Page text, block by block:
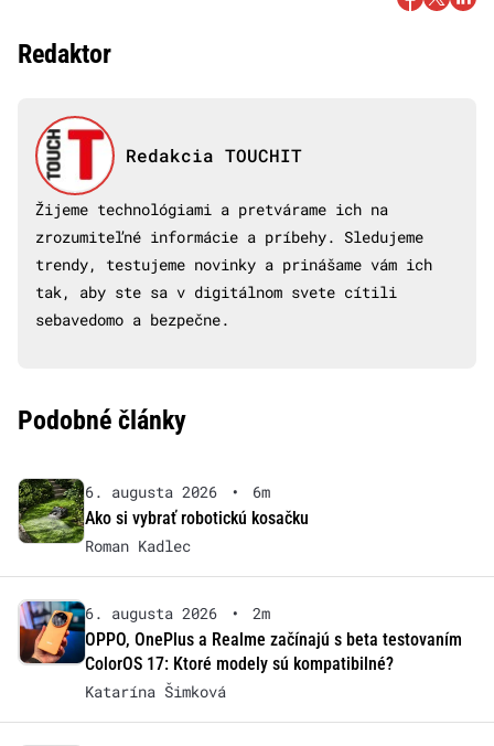
Redaktor
Redakcia TOUCHIT
Žijeme technológiami a pretvárame ich na
zrozumiteľné informácie a príbehy. Sledujeme
trendy, testujeme novinky a prinášame vám ich
tak, aby ste sa v digitálnom svete cítili
sebavedomo a bezpečne.
Podobné články
6. augusta 2026 •
6m
Ako si vybrať robotickú kosačku
Roman Kadlec
6. augusta 2026 •
2m
OPPO, OnePlus a Realme začínajú s beta testovaním
ColorOS 17: Ktoré modely sú kompatibilné?
Katarína Šimková